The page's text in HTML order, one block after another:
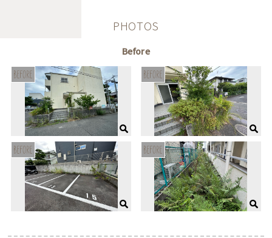
PHOTOS
Before